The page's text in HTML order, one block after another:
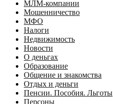
МЛМ-компании
Мошенничество
МФО
Налоги
Недвижимость
Новости
О деньгах
Образование
Общение и знакомства
Отдых и деньги
Пенсии. Пособия. Льготы
Персоны